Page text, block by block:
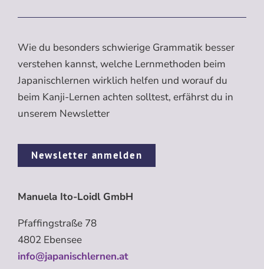
Wie du besonders schwierige Grammatik besser
verstehen kannst, welche Lernmethoden beim
Japanischlernen wirklich helfen und worauf du
beim Kanji-Lernen achten solltest, erfährst du in
unserem Newsletter
Newsletter anmelden
Manuela Ito-Loidl GmbH
Pfaffingstraße 78
4802 Ebensee
info@japanischlernen.at